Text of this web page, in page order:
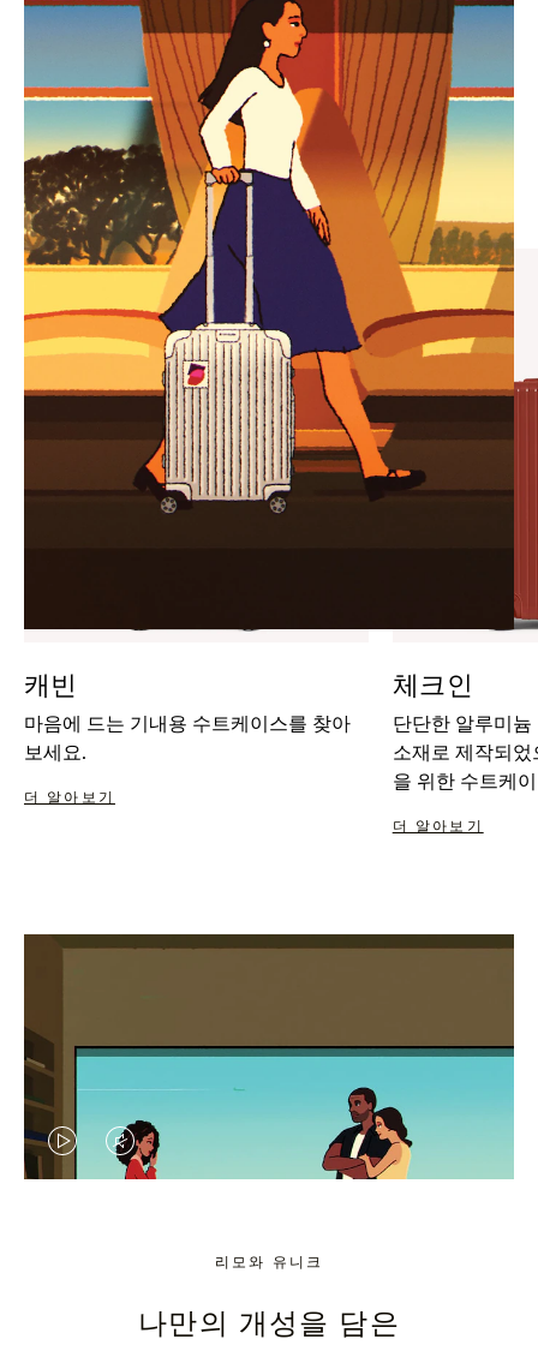
IS
PLAYED,
PLEASE
PRESS
TO
PAUSE
IT
IS
MUTED,
PLEASE
PRESS
TO
UNMUTE
IT
엄선된 기프트 셀렉션
모든 여정의 완벽한 동반자 찾
기
캐빈
마음에 드는 기내용 수트케이스를 찾아
보세요.
더 알아보기
체크인
단단한 알루미
소재로 제작되
을 위한 수트케
더 알아보기
VIDEO
PRESS
VIDEO
MUTED,
PRESS
리모와 유니크
나만의 개성을 담은